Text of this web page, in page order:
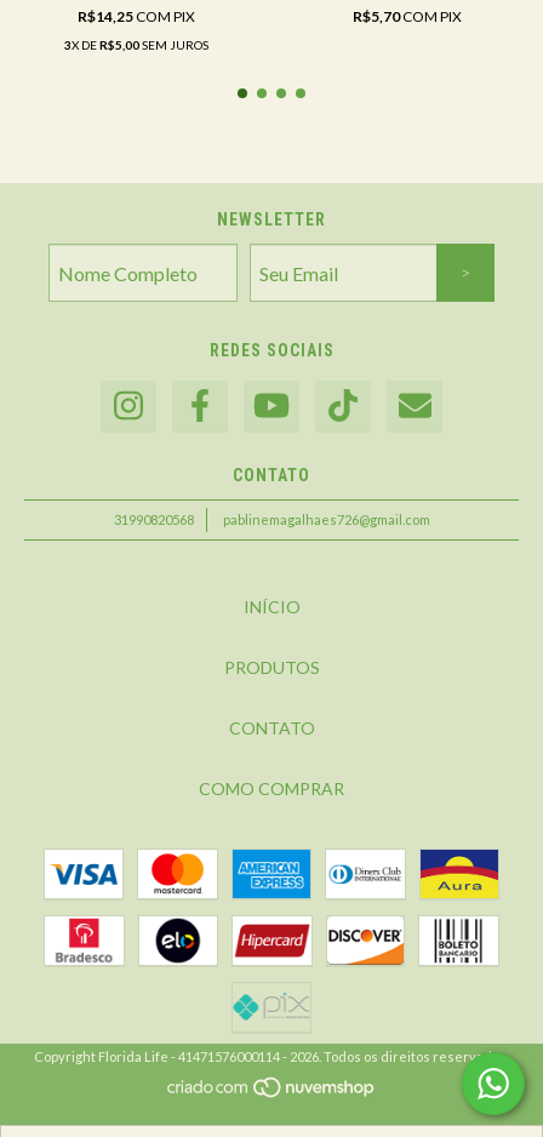
R$14,25COM PIX
3X DER$5,00SEM JUROS
R$5,70COM PIX
NEWSLETTER
REDES SOCIAIS
CONTATO
31990820568 pablinemagalhaes726@gmail.com
INÍCIO
PRODUTOS
CONTATO
COMO COMPRAR
Copyright Florida Life - 41471576000114 - 2026. Todos os direitos reservados.